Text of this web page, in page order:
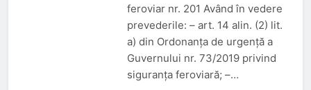
3 Luni Ago
DECIZIE nr. 24 din 12
februarie 2026
5 Luni Ago
feroviar nr. 201 Având în vedere
prevederile: – art. 14 alin. (2) lit.
a) din Ordonanța de urgență a
Guvernului nr. 73/2019 privind
siguranța feroviară; –…